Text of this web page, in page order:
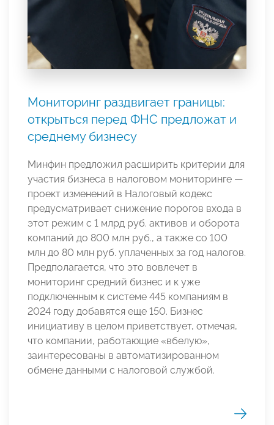
Мониторинг раздвигает границы:
открыться перед ФНС предложат и
среднему бизнесу
Минфин предложил расширить критерии для
участия бизнеса в налоговом мониторинге —
проект изменений в Налоговый кодекс
предусматривает снижение порогов входа в
этот режим с 1 млрд руб. активов и оборота
компаний до 800 млн руб., а также со 100
млн до 80 млн руб. уплаченных за год налогов.
Предполагается, что это вовлечет в
мониторинг средний бизнес и к уже
подключенным к системе 445 компаниям в
2024 году добавятся еще 150. Бизнес
инициативу в целом приветствует, отмечая,
что компании, работающие «вбелую»,
заинтересованы в автоматизированном
обмене данными с налоговой службой.